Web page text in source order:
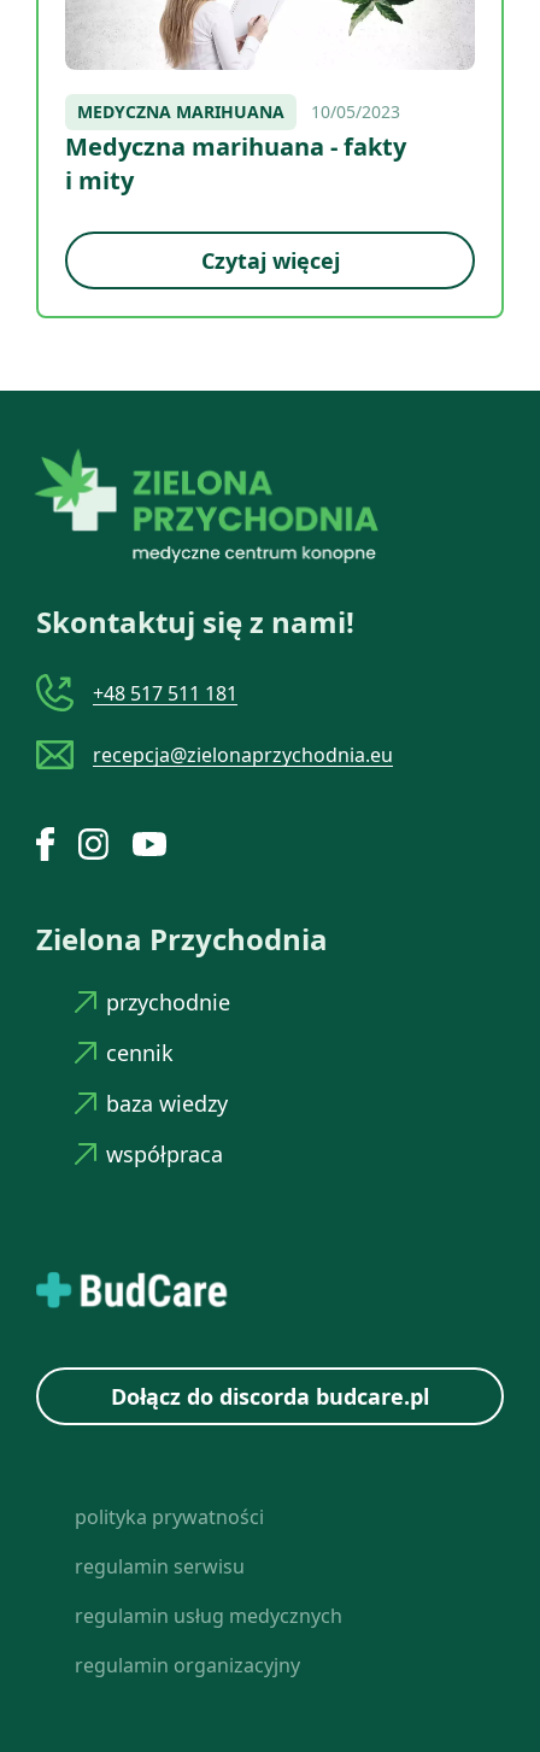
MEDYCZNA MARIHUANA 10/05/2023
Medyczna marihuana - fakty
i mity
Czytaj więcej
Skontaktuj się z nami!
+48 517 511 181
recepcja@zielonaprzychodnia.eu
Zielona Przychodnia
przychodnie
cennik
baza wiedzy
współpraca
Dołącz do discorda budcare.pl
polityka prywatności
regulamin serwisu
regulamin usług medycznych
regulamin organizacyjny